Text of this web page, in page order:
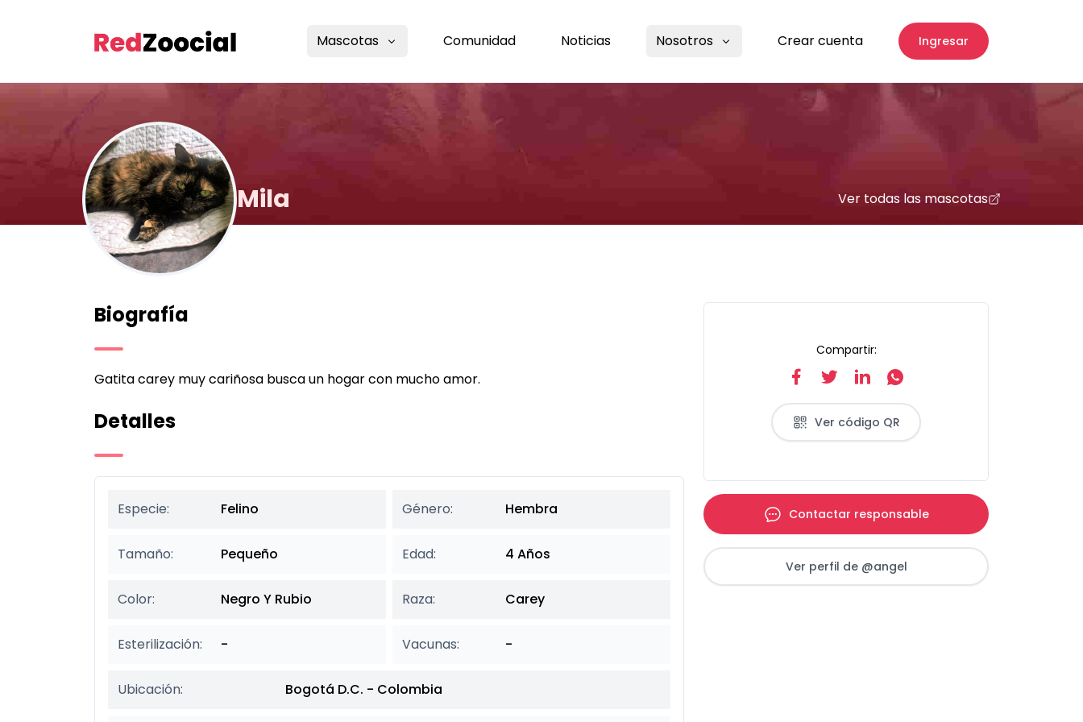
Mascotas Comunidad Noticias Nosotros Crear cuenta Ingresar
Mila Ver todas las mascotas
Biografía
Gatita carey muy cariñosa busca un hogar con mucho amor.
Detalles
Especie: Felino Género: Hembra
Tamaño: Pequeño Edad: 4 Años
Color: Negro Y Rubio Raza: Carey
Esterilización: - Vacunas: -
Ubicación: Bogotá D.C. - Colombia
Compartir:
Ver código QR
Contactar responsable
Ver perfil de @angel